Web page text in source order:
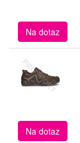
Na dotaz
Na dotaz